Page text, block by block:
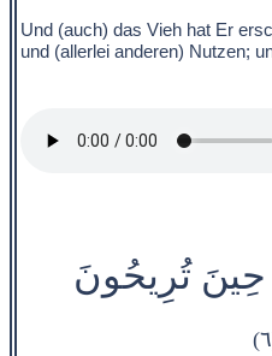
Und (auch) das Vieh hat Er
und (allerlei anderen) Nutzen;
حِينَ تُرِيحُونَ